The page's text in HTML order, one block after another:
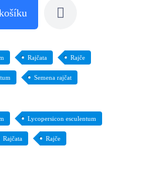
Rajčata Rajče
Semena rajčat
Lycopersicon esculentum
Rajčata Rajče